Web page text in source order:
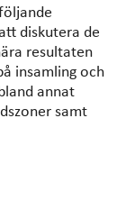
diskutera de
resultaten
insamling och
annat
samt